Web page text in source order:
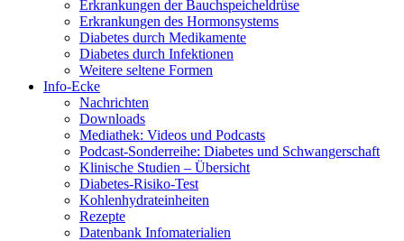
Erkrankungen der Bauchspeicheldrüse
Erkrankungen des Hormonsystems
Diabetes durch Medikamente
Diabetes durch Infektionen
Weitere seltene Formen
Info-Ecke
Nachrichten
Downloads
Mediathek: Videos und Podcasts
Podcast-Sonderreihe: Diabetes und Schwangerschaft
Klinische Studien – Übersicht
Diabetes-Risiko-Test
Kohlenhydrateinheiten
Rezepte
Datenbank Infomaterialien